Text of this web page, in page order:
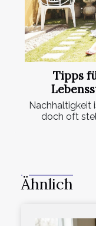
Tipps
Nachhaltigkeit
doch oft
Ähnlich